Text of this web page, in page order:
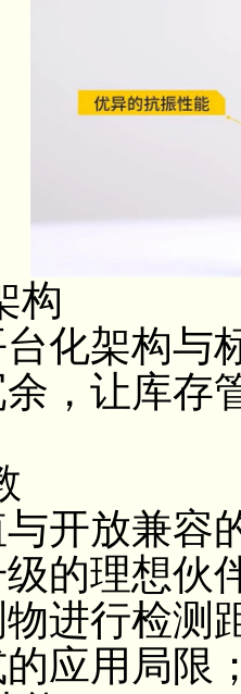
构
架构与标
，让库存
放兼容的
的理想伙
进行检测
应用局限